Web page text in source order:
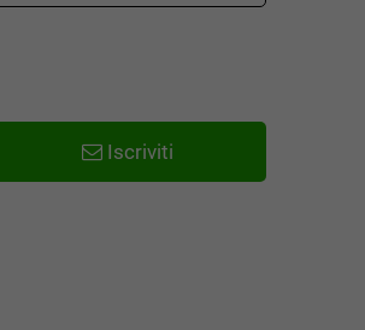
Iscriviti